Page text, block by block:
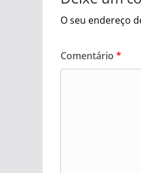
O seu endereço
Comentário *